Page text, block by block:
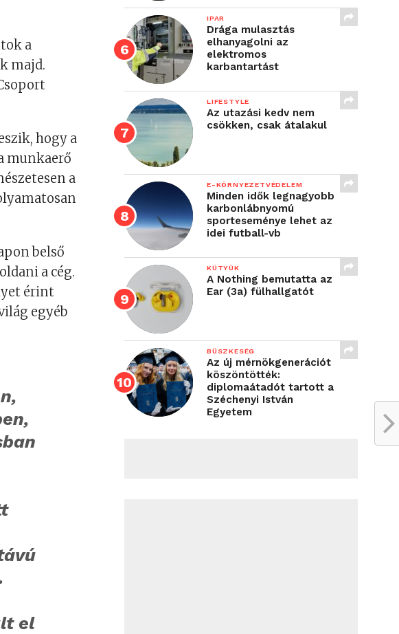
a
majd.
hogy a
munkaerő
a
belső
a cég.
érint
egyéb
el
IPAR
Drága mulasztás
elhanyagolni az
elektromos
karbantartást
LIFESTYLE
Az utazási kedv nem
csökken, csak átalakul
E-KÖRNYEZETVÉDELEM
Minden idők legnagyobb
karbonlábnyomú
sporteseménye lehet az
idei futball-vb
KÜTYÜK
A Nothing bemutatta az
Ear (3a) fülhallgatót
BÜSZKESÉG
Az új mérnökgenerációt
köszöntötték:
diplomaátadót tartott a
Széchenyi István
Egyetem